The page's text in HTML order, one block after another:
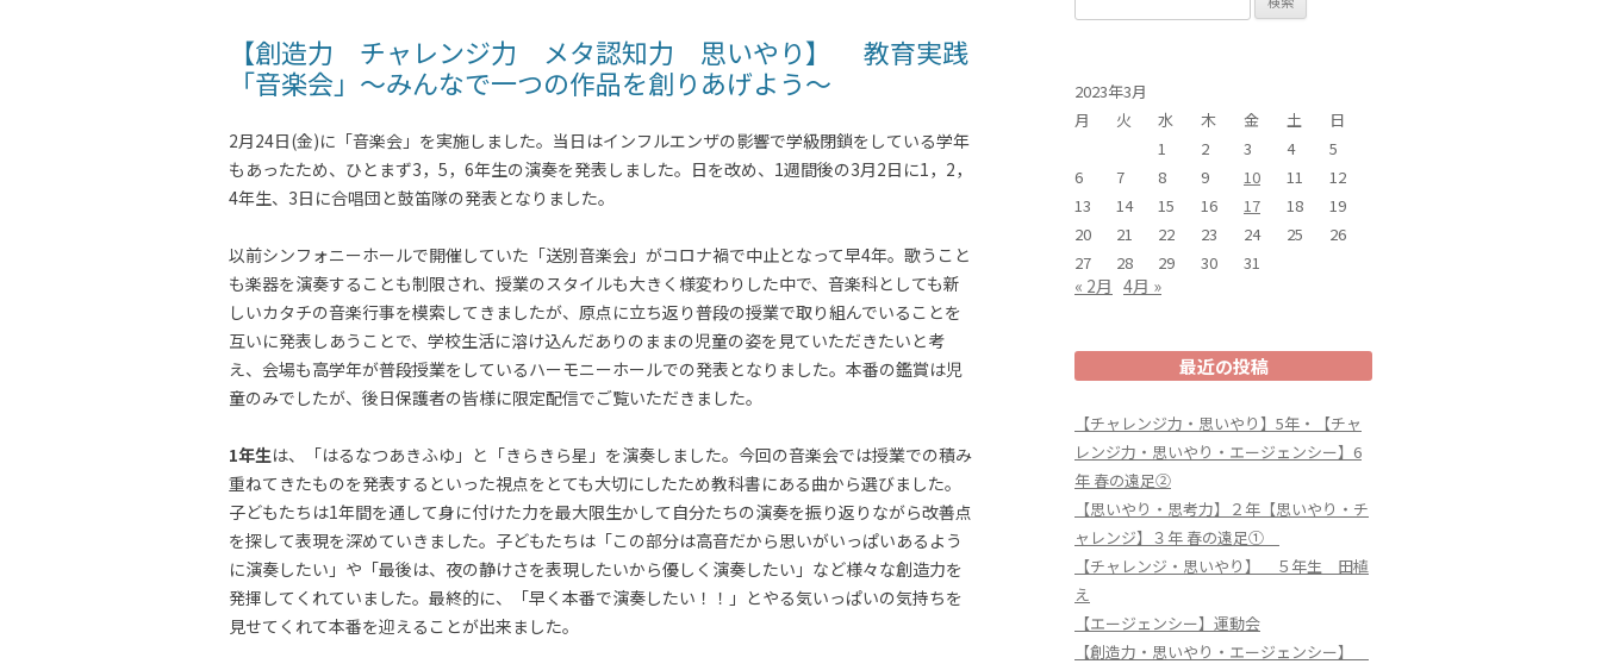
【創造力 チャレンジ力 メタ認知力 思いやり】 教育実践
「音楽会」～みんなで一つの作品を創りあげよう～
2月24日(金)に「音楽会」を実施しました。当日はインフルエンザの影響で学級閉鎖をしている学年
もあったため、ひとまず3，5，6年生の演奏を発表しました。日を改め、1週間後の3月2日に1，2，
4年生、3日に合唱団と鼓笛隊の発表となりました。
以前シンフォニーホールで開催していた「送別音楽会」がコロナ禍で中止となって早4年。歌うこと
も楽器を演奏することも制限され、授業のスタイルも大きく様変わりした中で、音楽科としても新
しいカタチの音楽行事を模索してきましたが、原点に立ち返り普段の授業で取り組んでいることを
互いに発表しあうことで、学校生活に溶け込んだありのままの児童の姿を見ていただきたいと考
え、会場も高学年が普段授業をしているハーモニーホールでの発表となりました。本番の鑑賞は児
童のみでしたが、後日保護者の皆様に限定配信でご覧いただきました。
1年生は、「はるなつあきふゆ」と「きらきら星」を演奏しました。今回の音楽会では授業での積み
重ねてきたものを発表するといった視点をとても大切にしたため教科書にある曲から選びました。
子どもたちは1年間を通して身に付けた力を最大限生かして自分たちの演奏を振り返りながら改善点
を探して表現を深めていきました。子どもたちは「この部分は高音だから思いがいっぱいあるよう
に演奏したい」や「最後は、夜の静けさを表現したいから優しく演奏したい」など様々な創造力を
発揮してくれていました。最終的に、「早く本番で演奏したい！！」とやる気いっぱいの気持ちを
見せてくれて本番を迎えることが出来ました。
索:
2023年3月
月
火 水 木 金 土
日
1
2 3 4
5
6
7 8 9 10 11
12
13
14 15 16 17 18
19
20
21 22 23 24 25
26
27
28 29 30 31
« 2月 4月 »
最近の投稿
【チャレンジ力・思いやり】5年・【チャ
レンジ力・思いやり・エージェンシー】6
年 春の遠足②
【思いやり・思考力】２年【思いやり・チ
ャレンジ】３年 春の遠足①
【チャレンジ・思いやり】 ５年生 田植
え
【エージェンシー】運動会
【創造力・思いやり・エージェンシー】